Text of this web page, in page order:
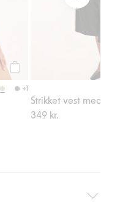
Legg til
+1
Strikket vest med
349 kr.